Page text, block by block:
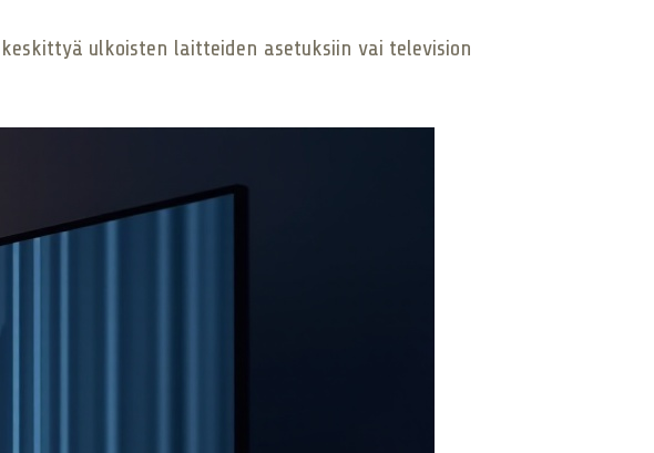
ulkoisten laitteiden asetuksiin vai television